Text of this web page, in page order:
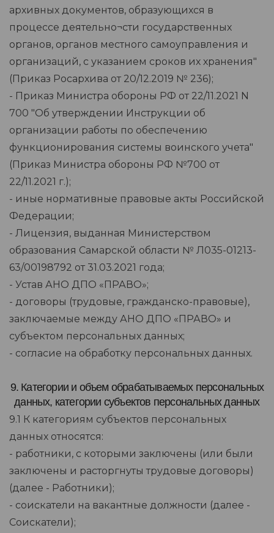
архивных документов, образующихся в
процессе деятельно¬сти государственных
органов, органов местного самоуправления и
организаций, с указанием сроков их хранения"
(Приказ Росархива от 20/12.2019 № 236);
- Приказ Министра обороны РФ от 22/11.2021 N
700 "Об утверждении Инструкции об
организации работы по обеспечению
функционирования системы воинского учета"
(Приказ Министра обороны РФ №700 от
22/11.2021 г.);
- иные нормативные правовые акты Российской
Федерации;
- Лицензия, выданная Министерством
образования Самарской области № Л035-01213-
63/00198792 от 31.03.2021 года;
- Устав АНО ДПО «ПРАВО»;
- договоры (трудовые, гражданско-правовые),
заключаемые между АНО ДПО «ПРАВО» и
субъектом персональных данных;
- согласие на обработку персональных данных.
9. Категории и объем обрабатываемых персональных
данных, категории субъектов персональных данных
9.1 К категориям субъектов персональных
данных относятся:
- работники, с которыми заключены (или были
заключены и расторгнуты трудовые договоры)
(далее - Работники);
- соискатели на вакантные должности (далее -
Соискатели);